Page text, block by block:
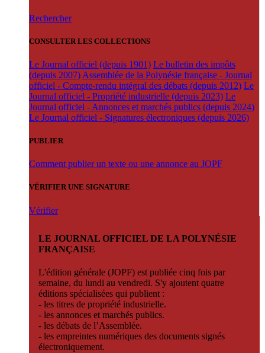
Rechercher
CONSULTER LES COLLECTIONS
Le Journal officiel (depuis 1901) Le bulletin des impôts
(depuis 2007) Assemblée de la Polynésie française - Journal
officiel - Compte-rendu intégral des débats (depuis 2012) Le
Journal officiel - Propriété industrielle (depuis 2023) Le
Journal officiel - Annonces et marchés publics (depuis 2024)
Le Journal officiel - Signatures électroniques (depuis 2026)
PUBLIER
Comment publier un texte ou une annonce au JOPF
VÉRIFIER UNE SIGNATURE
Vérifier
LE JOURNAL OFFICIEL DE LA POLYNÉSIE
FRANÇAISE
L'édition générale (JOPF) est publiée cinq fois par
semaine, du lundi au vendredi. S'y ajoutent quatre
éditions spécialisées qui publient :
- les titres de propriété industrielle.
- les annonces et marchés publics.
- les débats de l’Assemblée.
- les empreintes numériques des documents signés
électroniquement.